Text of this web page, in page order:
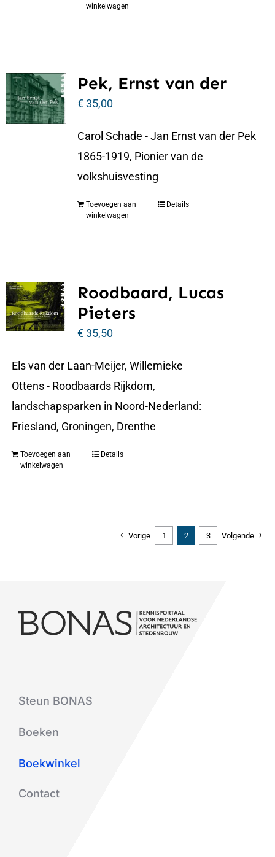
winkelwagen
Pek, Ernst van der
€35,00
Carol Schade - Jan Ernst van der Pek
1865-1919, Pionier van de
volkshuisvesting
Toevoegen aan
winkelwagen
Details
Roodbaard, Lucas
Pieters
€35,50
Els van der Laan-Meijer, Willemieke
Ottens - Roodbaards Rijkdom,
landschapsparken in Noord-Nederland:
Friesland, Groningen, Drenthe
Toevoegen aan
winkelwagen
Details
Vorige 1 2 3 Volgende
Steun BONAS
Boeken
Boekwinkel
Contact